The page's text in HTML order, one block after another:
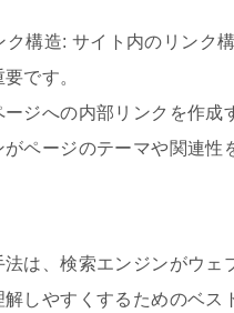
ク構造: サイト内のリンク
です。
ージへの内部リンクを作成
ページのテーマや関連性
法は、検索エンジンがウェ
解しやすくするためのベス